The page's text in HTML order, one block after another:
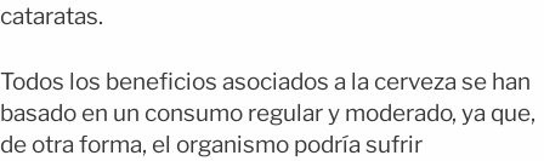
cataratas.
Todos los beneficios asociados a la cerveza se han
basado en un consumo regular y moderado, ya que,
de otra forma, el organismo podría sufrir